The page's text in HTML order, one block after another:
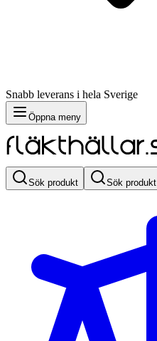
Snabb leverans i hela Sverige
Öppna meny
Sök produkt Sök produkt